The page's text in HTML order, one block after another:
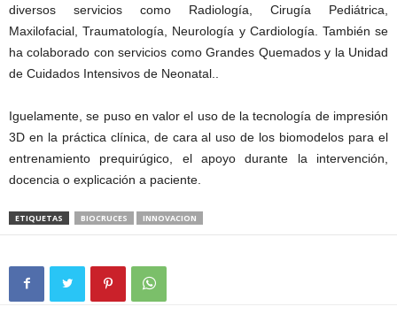
diversos servicios como Radiología, Cirugía Pediátrica,
Maxilofacial, Traumatología, Neurología y Cardiología. También se
ha colaborado con servicios como Grandes Quemados y la Unidad
de Cuidados Intensivos de Neonatal..
Iguelamente, se puso en valor el uso de la tecnología de impresión
3D en la práctica clínica, de cara al uso de los biomodelos para el
entrenamiento prequirúgico, el apoyo durante la intervención,
docencia o explicación a paciente.
ETIQUETAS BIOCRUCES INNOVACION